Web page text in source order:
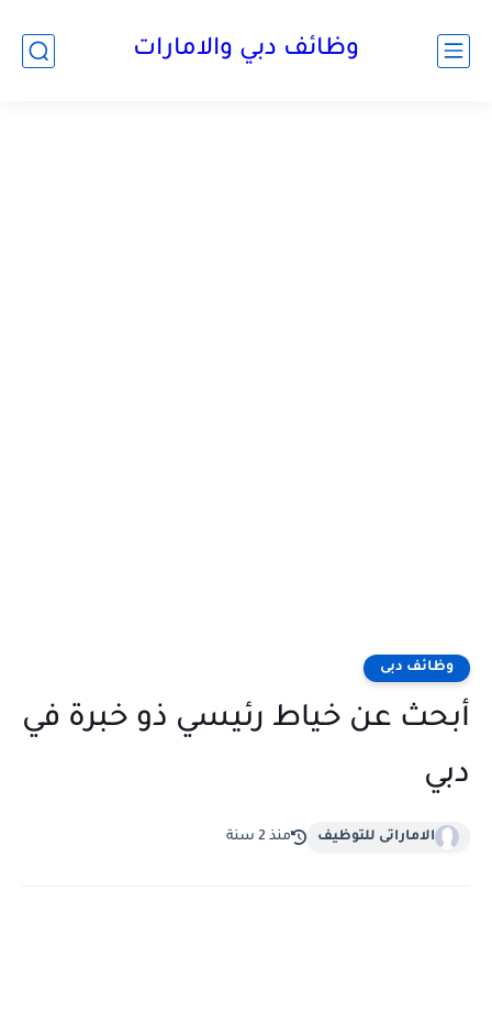
وظائف دبي والامارات
وظائف دبى
أبحث عن خياط رئيسي ذو خبرة في
دبي
الاماراتى للتوظيف منذ 2 سنة